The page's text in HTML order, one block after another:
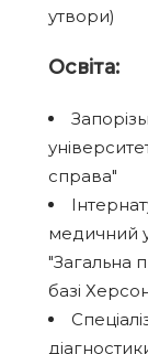
утвори)
Освіта:
справа"
медичний
"Загальна
базі